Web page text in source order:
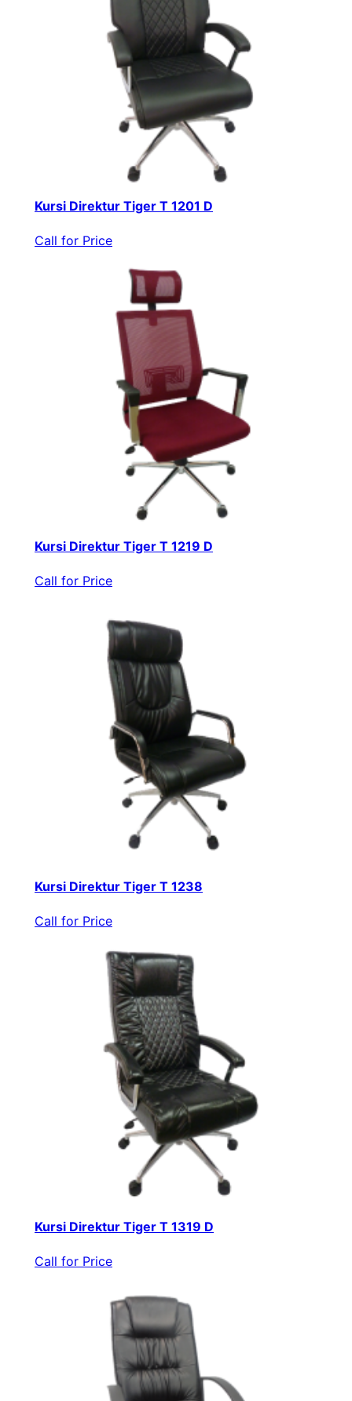
Kursi Direktur Tiger T 1201 D
Call for Price
Kursi Direktur Tiger T 1219 D
Call for Price
Kursi Direktur Tiger T 1238
Call for Price
Kursi Direktur Tiger T 1319 D
Call for Price